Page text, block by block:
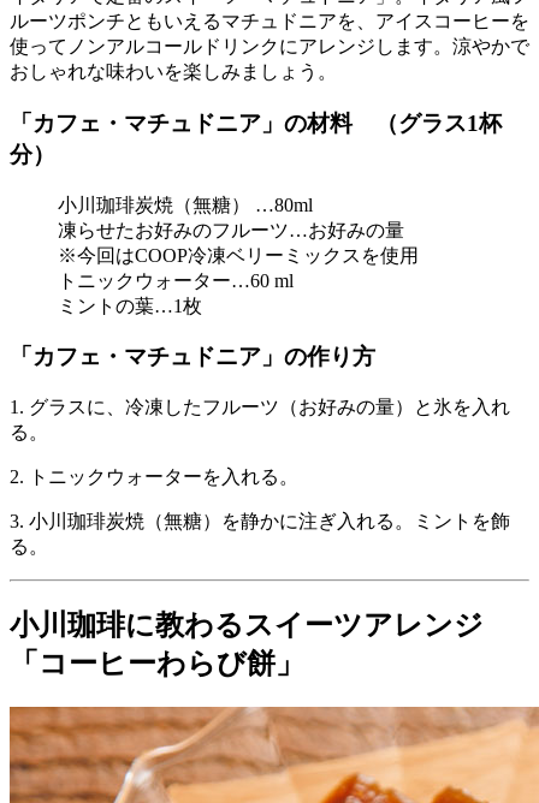
ルーツポンチともいえるマチュドニアを、アイスコーヒーを
使ってノンアルコールドリンクにアレンジします。涼やかで
おしゃれな味わいを楽しみましょう。
「カフェ・マチュドニア」の材料 （グラス1杯
分）
小川珈琲炭焼（無糖） …80ml
凍らせたお好みのフルーツ…お好みの量
※今回はCOOP冷凍ベリーミックスを使用
トニックウォーター…60 ml
ミントの葉…1枚
「カフェ・マチュドニア」の作り方
1. グラスに、冷凍したフルーツ（お好みの量）と氷を入れ
る。
2. トニックウォーターを入れる。
3. 小川珈琲炭焼（無糖）を静かに注ぎ入れる。ミントを飾
る。
小川珈琲に教わるスイーツアレンジ
「コーヒーわらび餅」